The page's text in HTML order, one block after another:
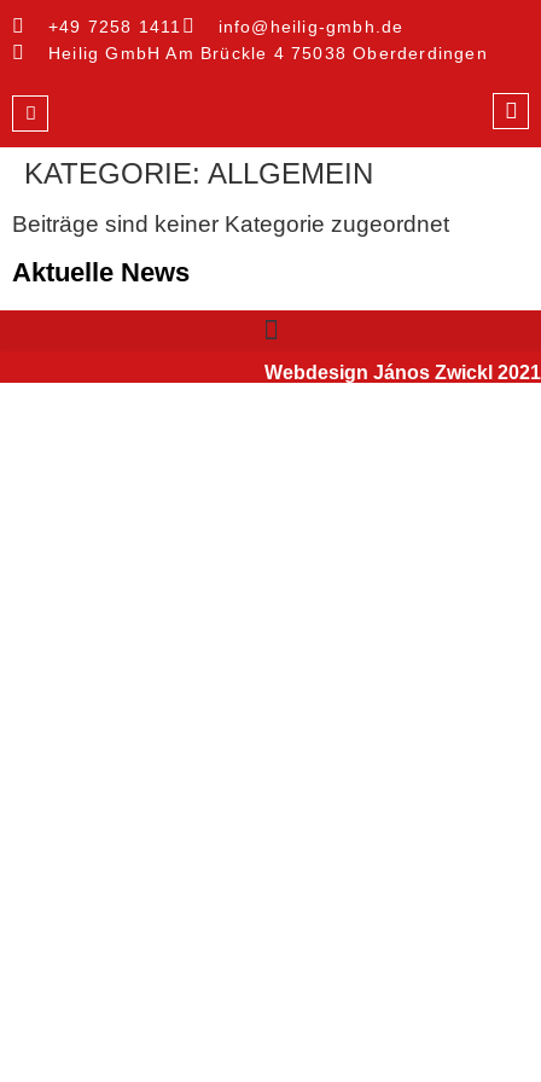
+49 7258 1411
info@heilig-gmbh.de
Heilig GmbH Am Brückle 4 75038 Oberderdingen
KATEGORIE: ALLGEMEIN
Beiträge sind keiner Kategorie zugeordnet
Aktuelle News
Webdesign János Zwickl 2021